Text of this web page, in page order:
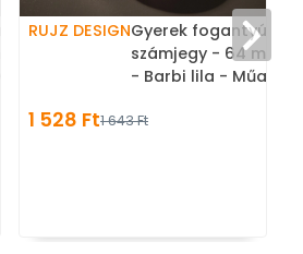
0
- 600.00
-
RUJZ DESIGNGyerek fogantyú
számjegy - 64 mm -
- Barbi lila -
fogantyú
1 528 Ft1 643 Ft